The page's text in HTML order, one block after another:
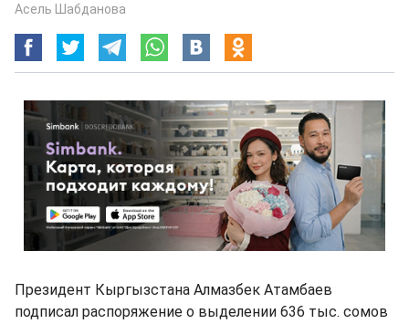
Асель Шабданова
Президент Кыргызстана Алмазбек Атамбаев
подписал распоряжение о выделении 636 тыс. сомов